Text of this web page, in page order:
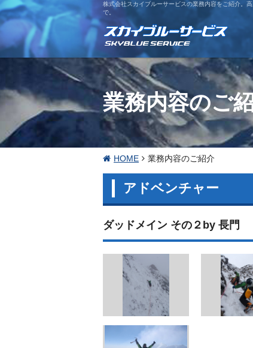
株式会社スカイブルーサービスの業務内容をご紹介。
で。
業務内容のご
HOME 業務内容のご紹介
アドベンチャー
ダッドメイン その２by 長門